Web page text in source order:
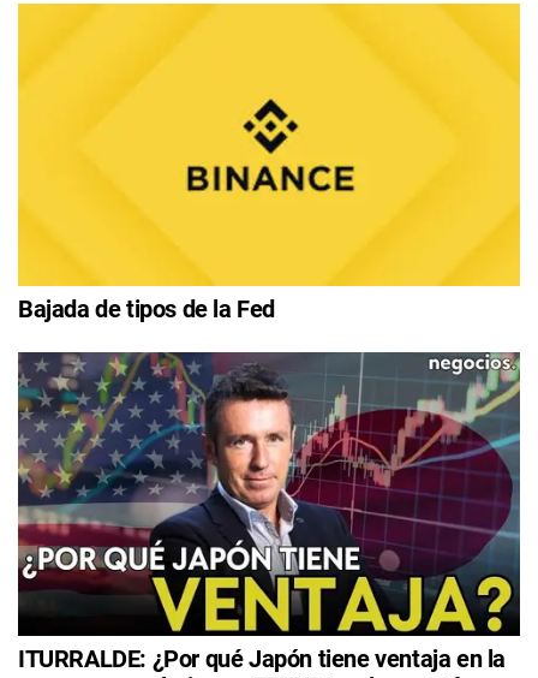
Bajada de tipos de la Fed
ITURRALDE: ¿Por qué Japón tiene ventaja en la